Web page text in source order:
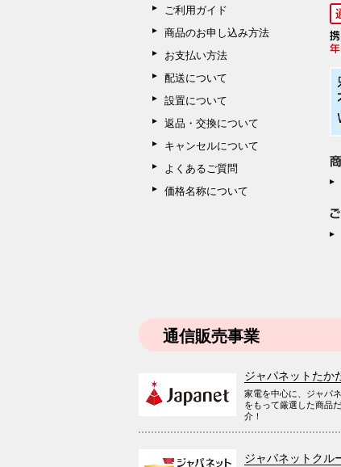
ご利用ガイド
商品のお申し込み方法
お支払い方法
配送について
設置について
返品・交換について
キャンセルについて
よくあるご質問
価格名称について
通信販売事業
ジャパネットたか
家電を中心に、ジャパ
をもって厳選した商品
介！
ジャパネットクル